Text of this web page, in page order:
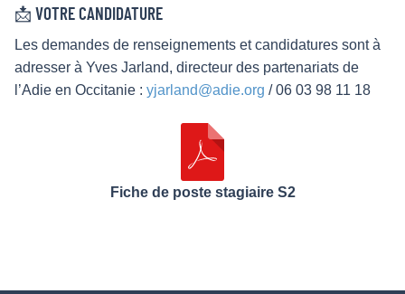
📩 VOTRE CANDIDATURE
Les demandes de renseignements et candidatures sont à
adresser à Yves Jarland, directeur des partenariats de
l’Adie en Occitanie : yjarland@adie.org / 06 03 98 11 18
Fiche de poste stagiaire S2